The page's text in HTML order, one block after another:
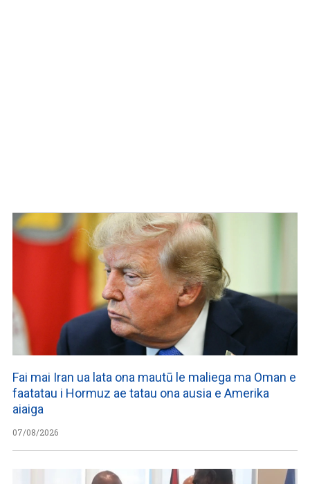
Fai mai Iran ua lata ona mautū le maliega ma Oman e
faatatau i Hormuz ae tatau ona ausia e Amerika
aiaiga
07/08/2026